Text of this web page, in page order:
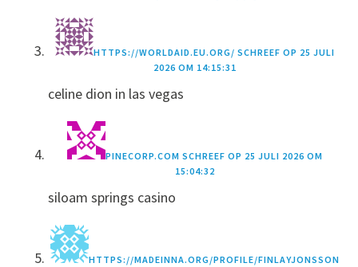
HTTPS://WORLDAID.EU.ORG/ SCHREEF OP 25 JULI
2026 OM 14:15:31
celine dion in las vegas
PINECORP.COM SCHREEF OP 25 JULI 2026 OM
15:04:32
siloam springs casino
HTTPS://MADEINNA.ORG/PROFILE/FINLAYJONSSON